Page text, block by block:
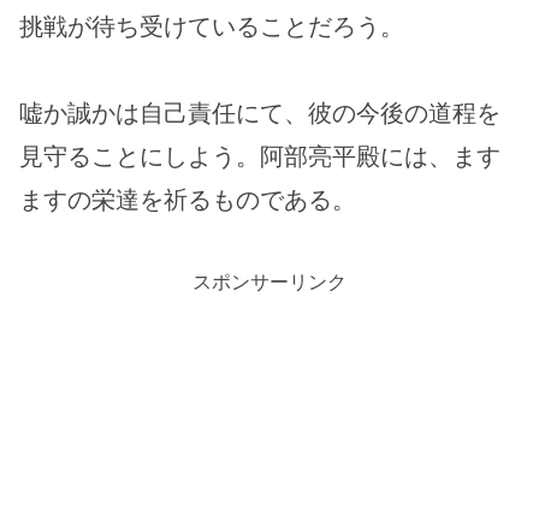
挑戦が待ち受けていることだろう。
嘘か誠かは自己責任にて、彼の今後の道程を
見守ることにしよう。阿部亮平殿には、ます
ますの栄達を祈るものである。
スポンサーリンク